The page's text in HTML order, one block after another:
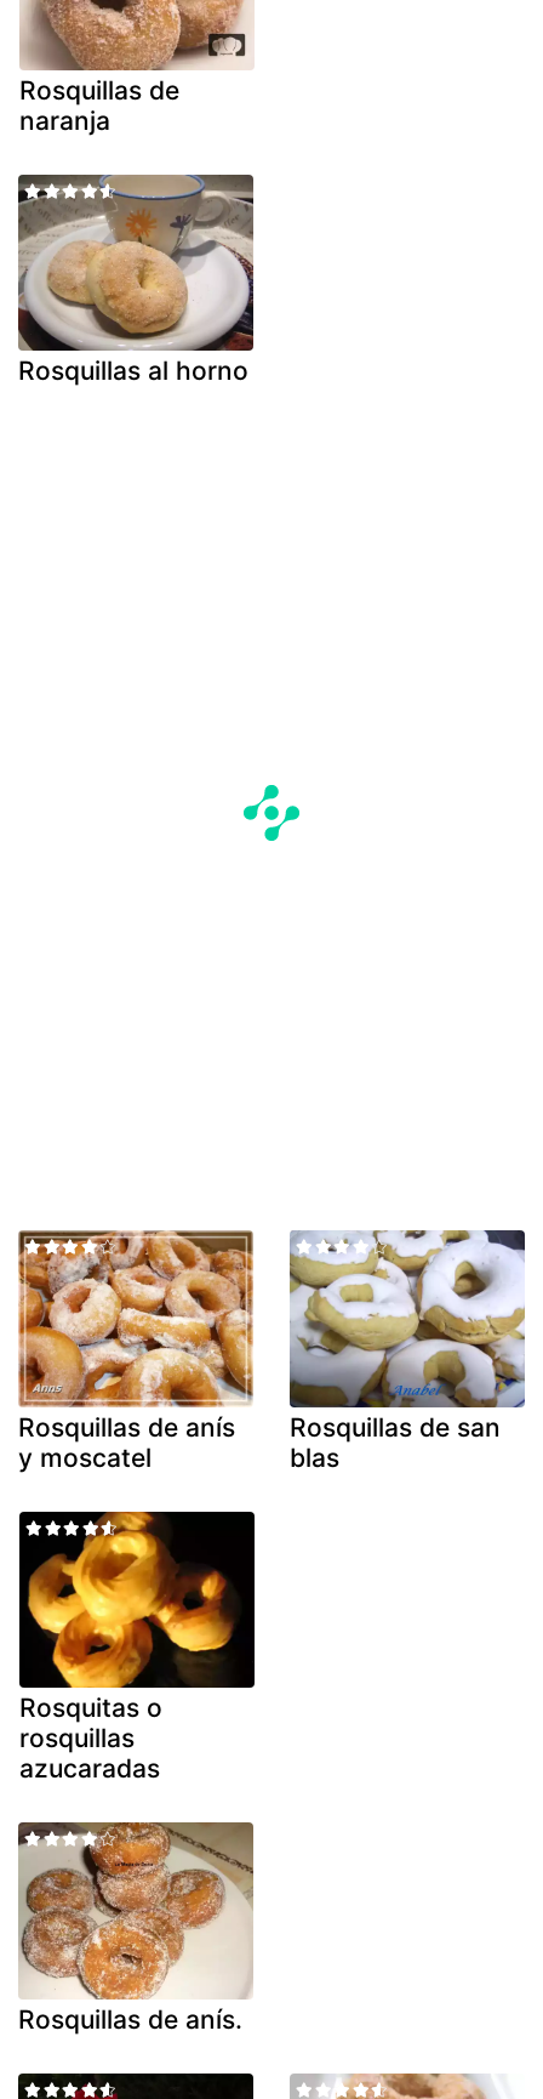
Rosquillas de
naranja
Rosquillas al horno
Rosquillas de anís
y moscatel
Rosquillas de san
blas
Rosquitas o
rosquillas
azucaradas
Rosquillas de anís.